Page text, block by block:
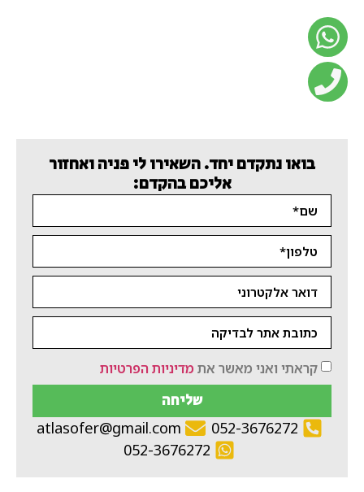
בואו נתקדם יחד. השאירו לי פניה ואחזור
אליכם בהקדם:
קראתי ואני מאשר את מדיניות הפרטיות
שליחה
052-3676272
atlasofer@gmail.com
052-3676272